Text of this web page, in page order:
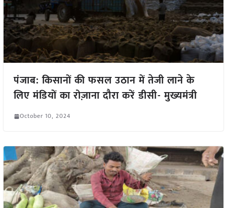
पंजाब: किसानों की फसल उठान में तेजी लाने के
लिए मंडियों का रोज़ाना दौरा करें डीसी- मुख्यमंत्री
October 10, 2024